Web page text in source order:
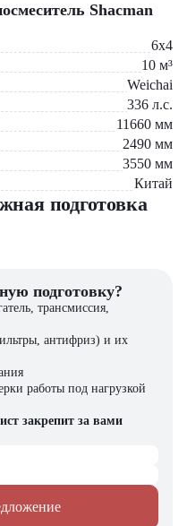
и доступность запчастей
X3000 [6×4, 10 м³]
можно
" – официальном дилере
машины с полным пакетом
выбор строительной и
технику для ваших
сделки.
Shacman
6x4
10 м³
Weichai
336 л.с.
11660 мм
2490 мм
3550 мм
Китай
подготовка
подготовку?
трансмиссия,
антифриз) и их
работы под нагрузкой
закрепит за вами